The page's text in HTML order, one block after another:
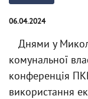
06.04.2024
Днями у
комунальної
конференція
використання